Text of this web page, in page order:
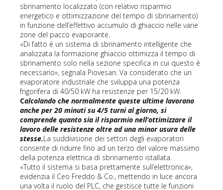
sbrinamento localizzato (con relativo risparmio
energetico e ottimizzazione del tempo di sbrinamento)
in funzione dell’effettivo accumulo di ghiaccio nelle varie
zone del pacco evaporante.
«Di fatto è un sistema di sbrinamento intelligente che
analizzata la formazione ghiaccio ottimizza il tempo di
sbrinamento solo nella sezione specifica in cui questo è
necessario», segnala Piovesan. Va considerato che un
evaporatore industriale che sviluppa una potenza
frigorifera di 40/50 kW ha resistenze per 15/20 kW.
Calcolando che normalmente queste ultime lavorano
anche per 20 minuti su 4/5 turni al giorno, si
comprende quanto sia il risparmio nell’ottimizzare il
lavoro delle resistenze oltre ad una minor usura delle
stesse.La suddivisione dei settori degli evaporatori
consente di ridurre fino ad un terzo del valore massimo
della potenza elettrica di sbrinamento istallata.
«Tutto il sistema si basa prettamente sull’elettronica»,
evidenzia il Ceo Freddo & Co., mettendo in luce ancora
una volta il ruolo del PLC, che gestisce tutte le funzioni